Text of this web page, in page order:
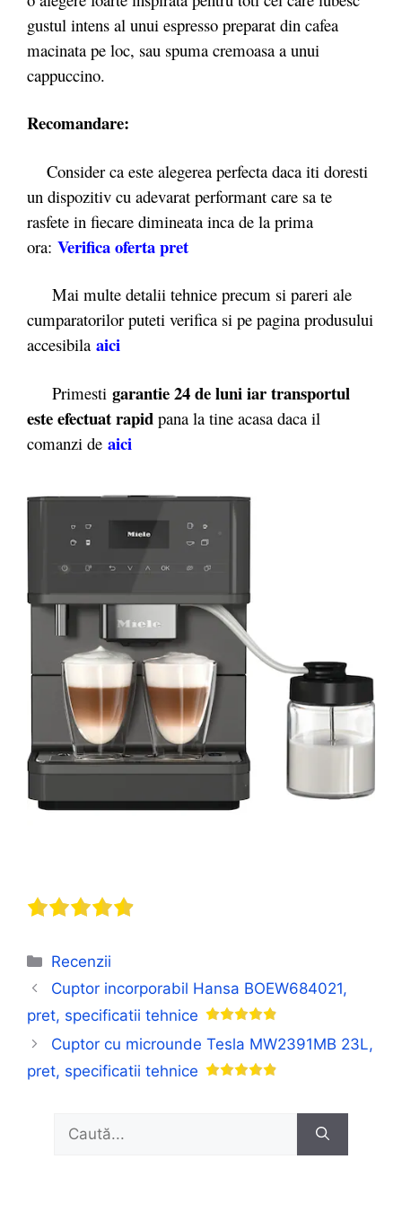
gustul intens al unui espresso preparat din cafea
macinata pe loc, sau spuma cremoasa a unui
cappuccino.
Recomandare:
Consider ca este alegerea perfecta daca iti doresti
un dispozitiv cu adevarat performant care sa te
rasfete in fiecare dimineata inca de la prima
ora: Verifica oferta pret
Mai multe detalii tehnice precum si pareri ale
cumparatorilor puteti verifica si pe pagina produsului
accesibila aici
Primesti garantie 24 de luni iar transportul
este efectuat rapid pana la tine acasa daca il
comanzi de aici
Categorii
Recenzii
Cuptor incorporabil Hansa BOEW684021,
pret, specificatii tehnice
Cuptor cu microunde Tesla MW2391MB 23L,
pret, specificatii tehnice
Caută